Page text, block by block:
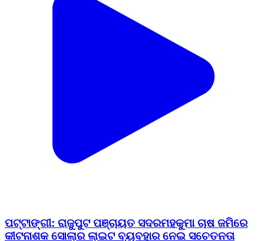
ପଟ୍ଟାଙ୍ଗୀ: ରାଜୁପୁଟ ପଞ୍ଚାୟତ ସଦରମହକୁମା ଚାଷ ଜମିରେ
କୀଟନାଶକ ସୋଲାର ଲାଇଟ ବ୍ୟବହାର ନେଇ ସଚେତନତା